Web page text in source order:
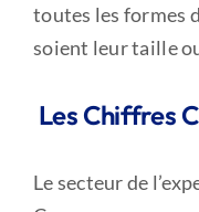
toutes les formes
soient leur taille
Les Chiffres
Le secteur de